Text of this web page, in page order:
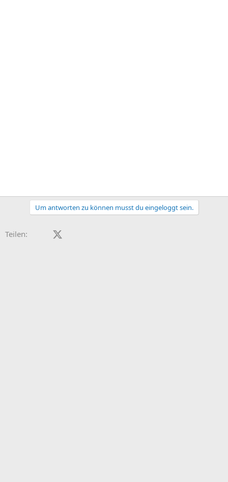
Um antworten zu können musst du eingeloggt sein.
Teilen: Facebook